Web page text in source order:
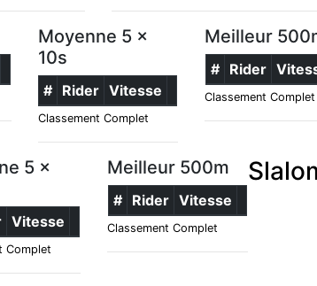
Moyenne 5 x
10s
# Rider Vitesse
Classement Complet
Meilleur
# Rider
Classement Complet
5 x
Vitesse
Complet
Meilleur 500m
# Rider Vitesse
Classement Complet